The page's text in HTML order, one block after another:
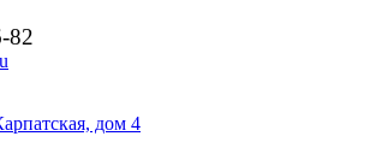
82
дом 4